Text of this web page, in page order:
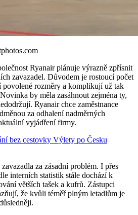
Ryanair plánuje výrazně zpřísnit
zavazadel. Důvodem je rostoucí počet
rozměry a komplikují už tak
by měla zasáhnout zejména ty,
Ryanair chce zaměstnance
za odhalení nadměrných
vyjádření firmy.
bez cestovky Výlety po Česku
za zásadní problém. I přes
interních statistik stále dochází k
větších tašek a kufrů. Zástupci
že kvůli téměř plným letadlům je